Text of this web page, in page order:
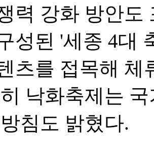
력 강화 방안도
성된 '세종 4대
츠를 접목해 체
낙화축제는
침도 밝혔다.